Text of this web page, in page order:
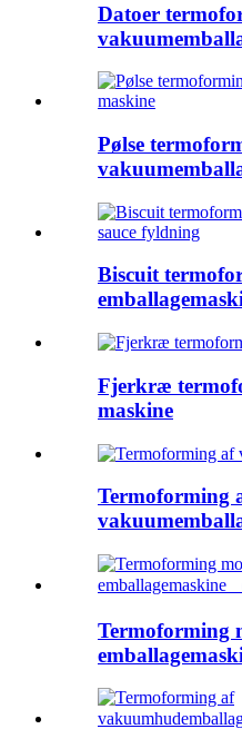
Datoer
Pølse
Biscuit
Fjerkræ
maskine
Termoforming
Termoforming